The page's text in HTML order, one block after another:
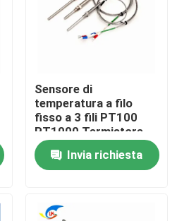
Sensore di
temperatura a filo
fisso a 3 fili PT100
PT1000 Termistore
per misurazioni
accurateInvia richiesta